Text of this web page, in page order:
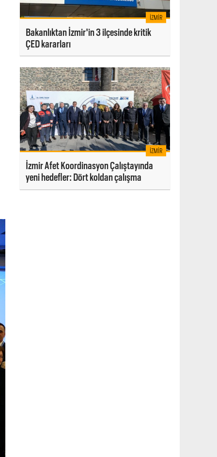
İZMIR
Bakanlıktan İzmir'in 3 ilçesinde kritik
ÇED kararları
İZMIR
İzmir Afet Koordinasyon Çalıştayında
yeni hedefler: Dört koldan çalışma